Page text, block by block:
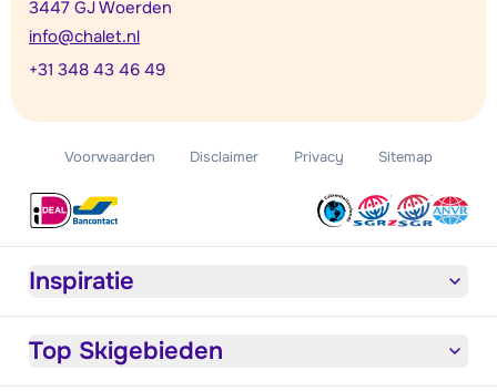
3447 GJ Woerden
info@chalet.nl
+31 348 43 46 49
Voorwaarden Disclaimer Privacy Sitemap
Inspiratie
Top Skigebieden